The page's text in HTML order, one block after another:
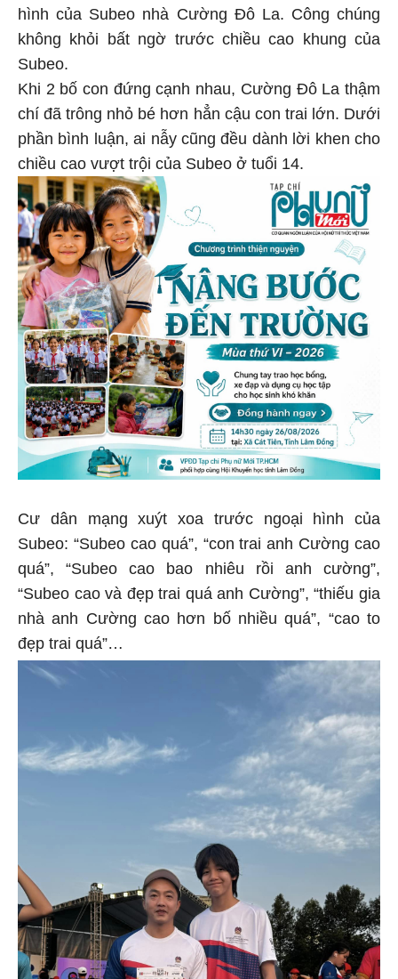
hình của Subeo nhà Cường Đô La. Công chúng
không khỏi bất ngờ trước chiều cao khung của
Subeo.
Khi 2 bố con đứng cạnh nhau, Cường Đô La thậm
chí đã trông nhỏ bé hơn hẳn cậu con trai lớn. Dưới
phần bình luận, ai nẫy cũng đều dành lời khen cho
chiều cao vượt trội của Subeo ở tuổi 14.
Cư dân mạng xuýt xoa trước ngoại hình của
Subeo: “Subeo cao quá”, “con trai anh Cường cao
quá”, “Subeo cao bao nhiêu rồi anh cường”,
“Subeo cao và đẹp trai quá anh Cường”, “thiếu gia
nhà anh Cường cao hơn bố nhiều quá”, “cao to
đẹp trai quá”…